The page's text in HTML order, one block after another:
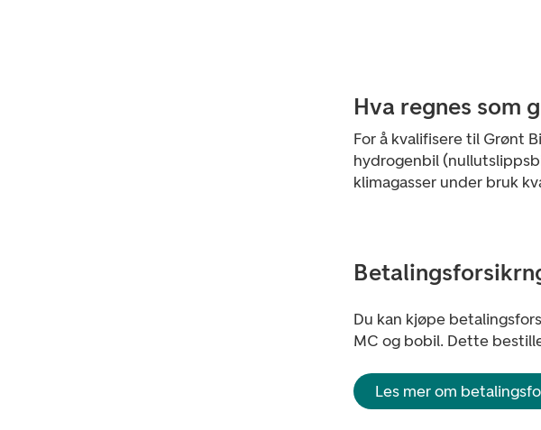
Hva regnes som
For å kvalifisere til Grønt
hydrogenbil
klimagasser under bruk
Du kan kjøpe
MC og bobil. Dette
Les mer om